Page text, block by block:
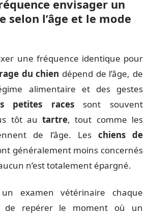
envisager un
selon l’âge et le mode
une fréquence identique pour
du chien dépend de l’âge, de
alimentaire et des gestes
petites racessont souvent
tôt autartre, tout comme les
de l’âge. Les chiens de
généralement moins concernés
n’est totalement épargné.
un examen vétérinaire chaque
de repérer le moment où un